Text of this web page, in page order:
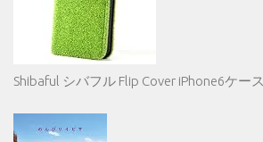
Shibaful シバフル Flip Cover iPhone6ケース